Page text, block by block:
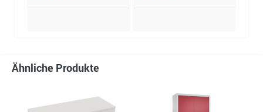
Ähnliche Produkte